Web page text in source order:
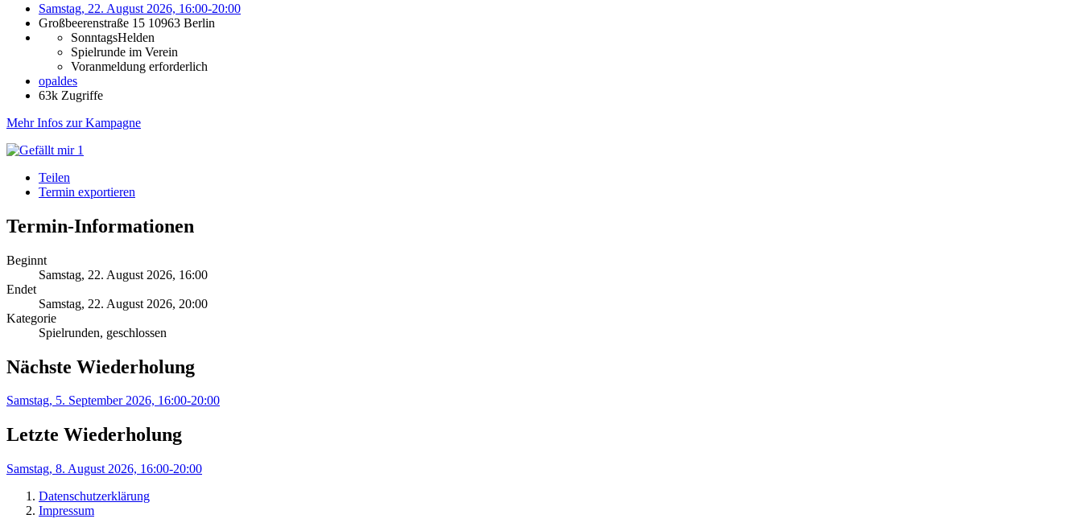
Samstag, 22. August 2026, 16:00-20:00
Großbeerenstraße 15 10963 Berlin
SonntagsHelden
Spielrunde im Verein
Voranmeldung erforderlich
opaldes
63k Zugriffe
Mehr Infos zur Kampagne
1
Teilen
Termin exportieren
Termin-Informationen
Beginnt
Samstag, 22. August 2026, 16:00
Endet
Samstag, 22. August 2026, 20:00
Kategorie
Spielrunden, geschlossen
Nächste Wiederholung
Samstag, 5. September 2026, 16:00-20:00
Letzte Wiederholung
Samstag, 8. August 2026, 16:00-20:00
Datenschutzerklärung
Impressum